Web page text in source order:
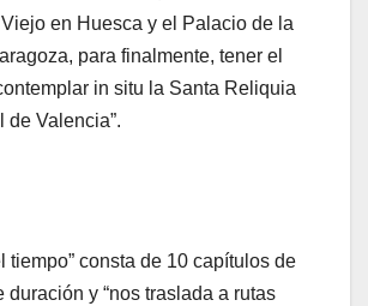
en Huesca y el Palacio de la
para finalmente, tener el
in situ la Santa Reliquia
de Valencia”.
tiempo” consta de 10 capítulos de
duración y “nos traslada a rutas